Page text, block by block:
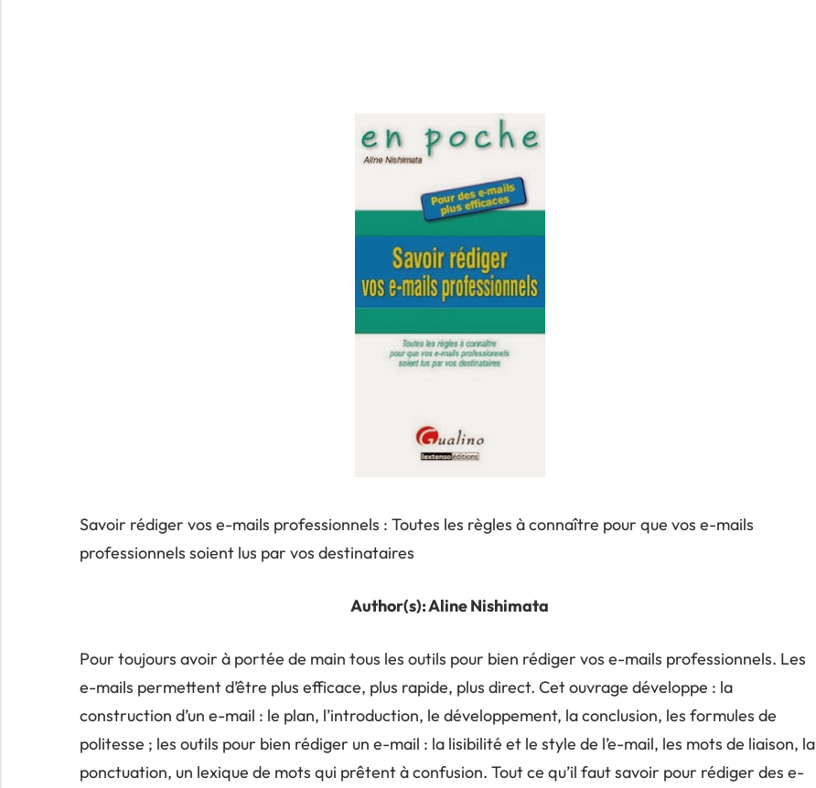
Savoir rédiger vos e-mails professionnels : Toutes les règles à connaître pour que vos e-mails
professionnels soient lus par vos destinataires
Author(s):Aline Nishimata
Pour toujours avoir à portée de main tous les outils pour bien rédiger vos e-mails professionnels. Les
e-mails permettent d’être plus efficace, plus rapide, plus direct. Cet ouvrage développe : la
construction d’un e-mail : le plan, l’introduction, le développement, la conclusion, les formules de
politesse ; les outils pour bien rédiger un e-mail : la lisibilité et le style de l’e-mail, les mots de liaison, la
ponctuation, un lexique de mots qui prêtent à confusion. Tout ce qu’il faut savoir pour rédiger des e-